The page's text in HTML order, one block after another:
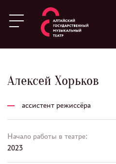
Алексей Хорьков
ассистент режиссёра
Начало работы в театре:
2023